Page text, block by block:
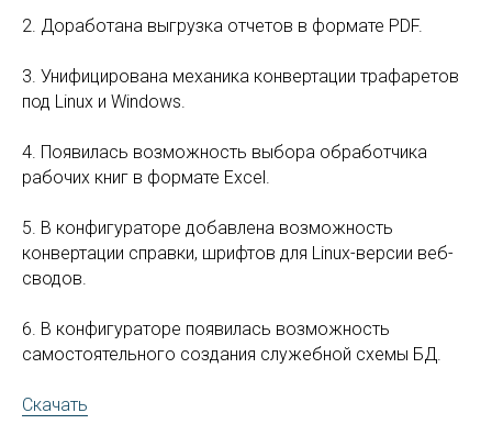
2. Доработана выгрузка отчетов в формате PDF.
3. Унифицирована механика конвертации трафаретов
под Linux и Windows.
4. Появилась возможность выбора обработчика
рабочих книг в формате Excel.
5. В конфигураторе добавлена возможность
конвертации справки, шрифтов для Linux-версии веб-
сводов.
6. В конфигураторе появилась возможность
самостоятельного создания служебной схемы БД.
Скачать